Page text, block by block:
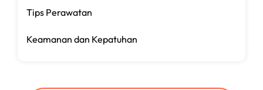
Tips Perawatan
Keamanan dan Kepatuhan